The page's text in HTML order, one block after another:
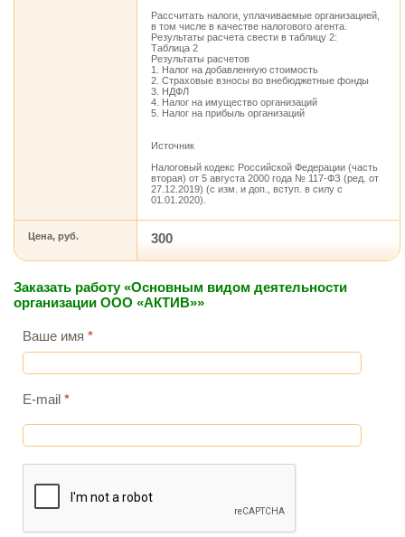
Рассчитать налоги, уплачиваемые организацией,
в том числе в качестве налогового агента.
Результаты расчета свести в таблицу 2:
Таблица 2
Результаты расчетов
1. Налог на добавленную стоимость
2. Страховые взносы во внебюджетные фонды
3. НДФЛ
4. Налог на имущество организаций
5. Налог на прибыль организаций
Источник
Налоговый кодекс Российской Федерации (часть
вторая) от 5 августа 2000 года № 117-ФЗ (ред. от
27.12.2019) (с изм. и доп., вступ. в силу с
01.01.2020).
Цена, руб. 300
Заказать работу «Основным видом деятельности
организации ООО «АКТИВ»»
Ваше имя *
E-mail *